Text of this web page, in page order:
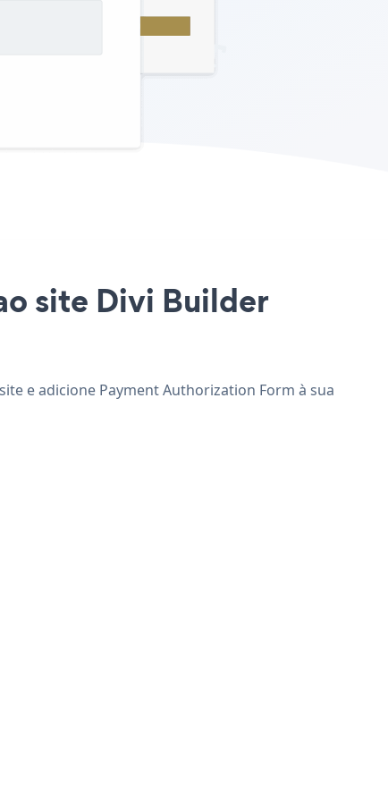
site Divi Builder
e adicione Payment Authorization Form à sua